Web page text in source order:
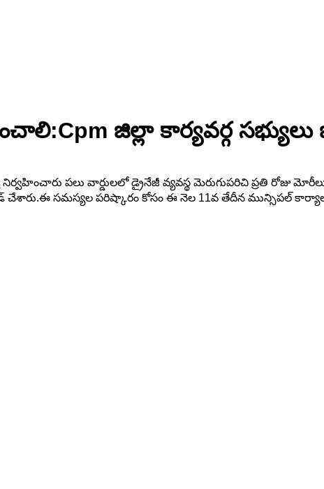
జిల్లా కార్యవర్గ
నిర్వహించారు పలు వార్డులలో డ్రైనేజీ వ్యవస్థ మెరుగుపరిచి ప్రతి
చేశారు.ఈ సమస్యల పరిష్కారం కోసం ఈ నెల 11వ తేదీన మున్సిపల్